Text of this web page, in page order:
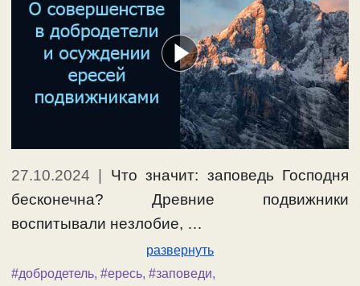
27.10.2024
Что значит: заповедь Господня
бесконечна? Древние подвижники
воспитывали незлобие, …
развернуть
#добродетель, #ересь, #заповеди,